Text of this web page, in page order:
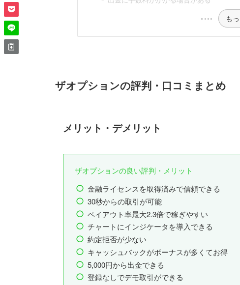
も
ザオプションの評判・口コミまとめ
メリット・デメリット
ザオプションの良い評判・メリット
金融ライセンスを取得済みで信頼できる
30秒からの取引が可能
ペイアウト率最大2.3倍で稼ぎやすい
チャートにインジケータを導入できる
約定拒否が少ない
キャッシュバックがボーナスが多くてお得
5,000円から出金できる
登録なしでデモ取引ができる